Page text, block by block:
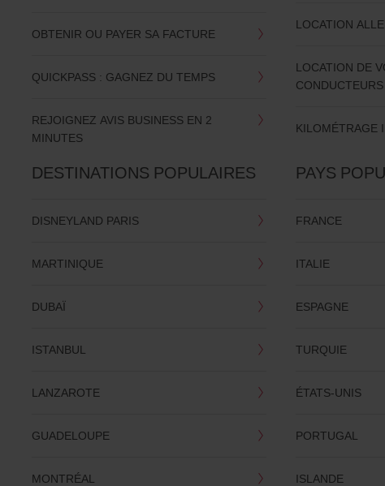
OBTENIR OU PAYER SA FACTURE
QUICKPASS : GAGNEZ DU TEMPS
REJOIGNEZ AVIS BUSINESS EN 2
MINUTES
LOCATION
LOCATION DE
CONDUCTEURS
KILOMÉTRAGE
DESTINATIONS POPULAIRES
DISNEYLAND PARIS
MARTINIQUE
DUBAÏ
ISTANBUL
LANZAROTE
GUADELOUPE
MONTRÉAL
PAYS
FRANCE
ITALIE
ESPAGNE
TURQUIE
ÉTATS-UNIS
PORTUGAL
ISLANDE